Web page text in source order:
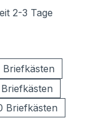
2-3 Tage
Briefkästen
Briefkästen